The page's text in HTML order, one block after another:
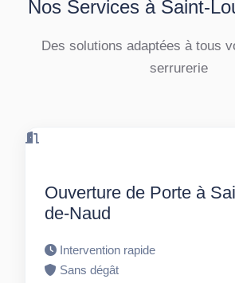
Nos Services à Saint-
Des solutions adaptées à tous
serrurerie
Ouverture de Porte à
de-Naud
Intervention rapide
Sans dégât